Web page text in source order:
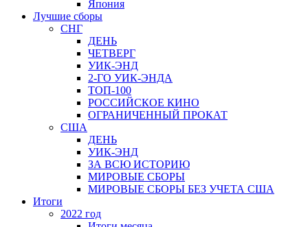
Япония
Лучшие сборы
СНГ
ДЕНЬ
ЧЕТВЕРГ
УИК-ЭНД
2-ГО УИК-ЭНДА
ТОП-100
РОССИЙСКОЕ КИНО
ОГРАНИЧЕННЫЙ ПРОКАТ
США
ДЕНЬ
УИК-ЭНД
ЗА ВСЮ ИСТОРИЮ
МИРОВЫЕ СБОРЫ
МИРОВЫЕ СБОРЫ БЕЗ УЧЕТА США
Итоги
2022 год